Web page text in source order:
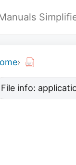
›
File info: